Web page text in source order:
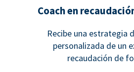
Coach en
Recibe una estrategia
personalizada de un
recaudación de